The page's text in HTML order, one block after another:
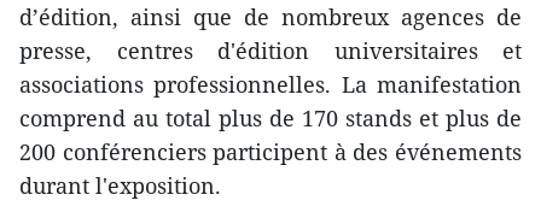
d’édition, ainsi que de nombreux agences de
presse, centres d'édition universitaires et
associations professionnelles. La manifestation
comprend au total plus de 170 stands et plus de
200 conférenciers participent à des événements
durant l'exposition.